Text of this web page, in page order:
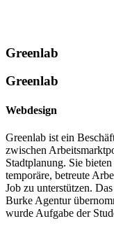
Greenlab
Greenlab
Webdesign
Greenlab ist ein
zwischen
Stadtplanung. Sie
temporäre, betreute
Job zu unterstützen.
Burke Agentur
wurde Aufgabe der